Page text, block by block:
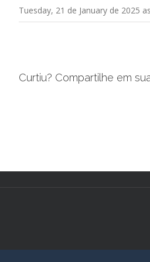
Tuesday, 21 de January de 2025
Curtiu? Compartilhe em